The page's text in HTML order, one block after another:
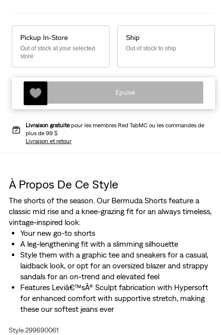
Pickup In-Store
Out of stock at your selected
store
Ship
Out of stock to ship
Épuisé
Livraison gratuitepour les membres Red TabMC ou les commandes de
plus de 99 $
Livraison et retour
À Propos De Ce Style
The shorts of the season. Our Bermuda Shorts feature a
classic mid rise and a knee-grazing fit for an always timeless,
vintage-inspired look.
Your new go-to shorts
A leg-lengthening fit with a slimming silhouette
Style them with a graphic tee and sneakers for a casual,
laidback look, or opt for an oversized blazer and strappy
sandals for an on-trend and elevated feel
Features Leviâ€™sÂ® Sculpt fabrication with Hypersoft
for enhanced comfort with supportive stretch, making
these our softest jeans ever
Style 299690061